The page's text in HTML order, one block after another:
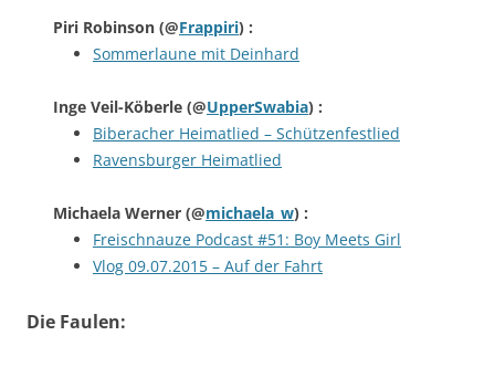
Piri Robinson (@Frappiri) :
Sommerlaune mit Deinhard
Inge Veil-Köberle (@UpperSwabia) :
Biberacher Heimatlied – Schützenfestlied
Ravensburger Heimatlied
Michaela Werner (@michaela_w) :
Freischnauze Podcast #51: Boy Meets Girl
Vlog 09.07.2015 – Auf der Fahrt
Die Faulen: